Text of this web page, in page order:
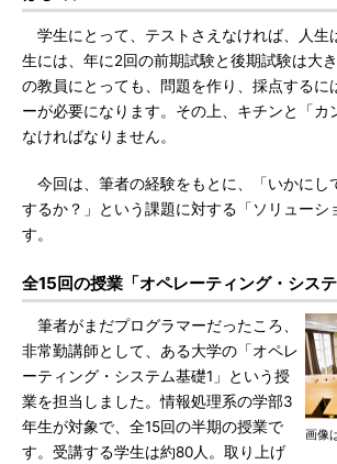
学生にとって、テストさえなければ、人生
生には、年に2回の前期試験と後期試験は大
の教員にとっても、問題を作り、採点するに
ーが必要になります。その上、キチンと「カ
なければなりません。
今回は、筆者の経験をもとに、「いかにし
するか？」という課題に対する「ソリューシ
す。
全15回の授業「オペレーティング・システ
画像
筆者がまだプログラマーだったころ、
非常勤講師として、ある大学の「オペレ
ーティング・システム基礎1」という授
業を担当しました。情報処理系の学部3
年生が対象で、全15回の半期の授業で
す。受講する学生は約80人。取り上げ